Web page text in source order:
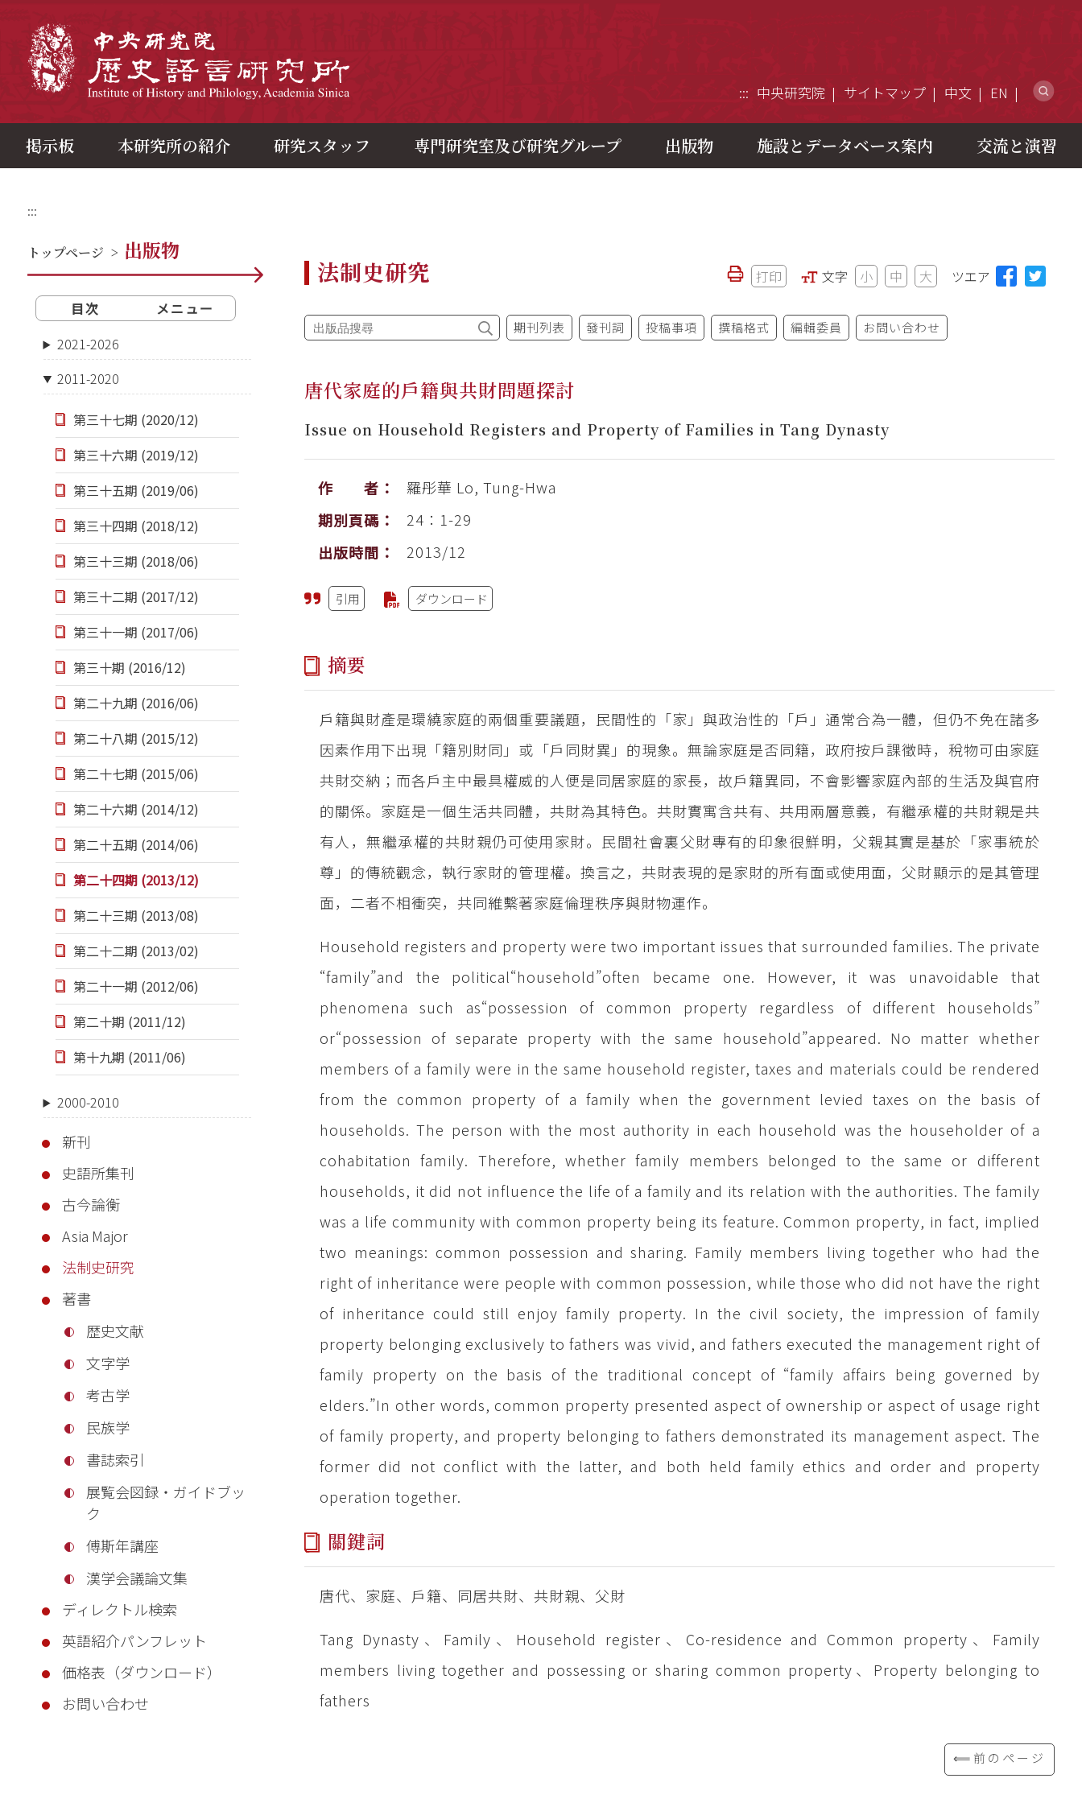
::: 中央研究院 サイトマップ 中文 EN
掲示板 本研究所の紹介 研究スタッフ 専門研究室及び研究グループ 出版物 施設とデータベース案内 交流と演習
:::
トップページ > 出版物
目次
メニュー
2021-2026
2011-2020
第三十七期 (2020/12)
第三十六期 (2019/12)
第三十五期 (2019/06)
第三十四期 (2018/12)
第三十三期 (2018/06)
第三十二期 (2017/12)
第三十一期 (2017/06)
第三十期 (2016/12)
第二十九期 (2016/06)
第二十八期 (2015/12)
第二十七期 (2015/06)
第二十六期 (2014/12)
第二十五期 (2014/06)
第二十四期 (2013/12)
第二十三期 (2013/08)
第二十二期 (2013/02)
第二十一期 (2012/06)
第二十期 (2011/12)
第十九期 (2011/06)
2000-2010
新刊
史語所集刊
古今論衡
Asia Major
法制史研究
著書
歴史文献
文字学
考古学
民族学
書誌索引
展覧会図録・ガイドブッ
ク
傅斯年講座
漢学会議論文集
ディレクトル検索
英語紹介パンフレット
価格表（ダウンロード）
お問い合わせ
法制史研究 打印 文字 小 中 大 ツエア
期刊列表 發刊詞 投稿事項 撰稿格式 編輯委員 お問い合わせ
唐代家庭的戶籍與共財問題探討
Issue on Household Registers and Property of Families in Tang Dynasty
作 者： 羅彤華 Lo, Tung-Hwa
期別頁碼：
24：1-29
出版時間：
2013/12
引用 ダウンロード
摘要
戶籍與財產是環繞家庭的兩個重要議題，民間性的「家」與政治性的「戶」通常合為一體，但仍不免在諸多
因素作用下出現「籍別財同」或「戶同財異」的現象。無論家庭是否同籍，政府按戶課徵時，稅物可由家庭
共財交納；而各戶主中最具權威的人便是同居家庭的家長，故戶籍異同，不會影響家庭內部的生活及與官府
的關係。家庭是一個生活共同體，共財為其特色。共財實寓含共有、共用兩層意義，有繼承權的共財親是共
有人，無繼承權的共財親仍可使用家財。民間社會裏父財專有的印象很鮮明，父親其實是基於「家事統於
尊」的傳統觀念，執行家財的管理權。換言之，共財表現的是家財的所有面或使用面，父財顯示的是其管理
面，二者不相衝突，共同維繫著家庭倫理秩序與財物運作。
Household registers and property were two important issues that surrounded families. The private
“family”and the political“household”often became one. However, it was unavoidable that
phenomena such as“possession of common property regardless of different households”
or“possession of separate property with the same household”appeared. No matter whether
members of a family were in the same household register, taxes and materials could be rendered
from the common property of a family when the government levied taxes on the basis of
households. The person with the most authority in each household was the householder of a
cohabitation family. Therefore, whether family members belonged to the same or different
households, it did not influence the life of a family and its relation with the authorities. The family
was a life community with common property being its feature. Common property, in fact, implied
two meanings: common possession and sharing. Family members living together who had the
right of inheritance were people with common possession, while those who did not have the right
of inheritance could still enjoy family property. In the civil society, the impression of family
property belonging exclusively to fathers was vivid, and fathers executed the management right of
family property on the basis of the traditional concept of “family affairs being governed by
elders.”In other words, common property presented aspect of ownership or aspect of usage right
of family property, and property belonging to fathers demonstrated its management aspect. The
former did not conflict with the latter, and both held family ethics and order and property
operation together.
關鍵詞
唐代、家庭、戶籍、同居共財、共財親、父財
Tang Dynasty、Family、Household register、Co-residence and Common property、Family
members living together and possessing or sharing common property、Property belonging to
fathers
⟸前のページ